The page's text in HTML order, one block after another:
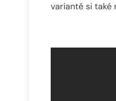
variantě si také